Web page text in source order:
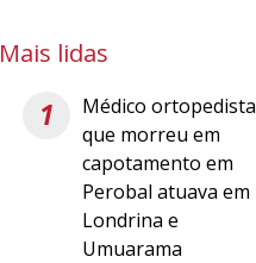
Mais lidas
1
Médico ortopedista
que morreu em
capotamento em
Perobal atuava em
Londrina e
Umuarama